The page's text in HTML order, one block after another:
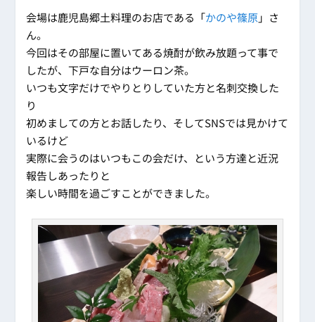
会場は鹿児島郷土料理のお店である「かのや篠原」さ
ん。
今回はその部屋に置いてある焼酎が飲み放題って事で
したが、下戸な自分はウーロン茶。
いつも文字だけでやりとりしていた方と名刺交換した
り
初めましての方とお話したり、そしてSNSでは見かけて
いるけど
実際に会うのはいつもこの会だけ、という方達と近況
報告しあったりと
楽しい時間を過ごすことができました。